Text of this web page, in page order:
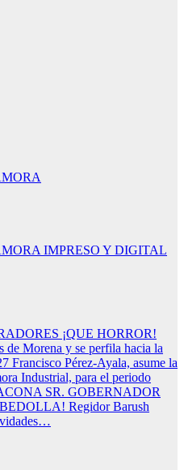
IMPRESO Y DIGITAL
¡QUE HORROR!
de Morena y se perfila hacia la
Francisco Pérez-Ayala, asume la
Industrial, para el periodo
SR. GOBERNADOR
Regidor Barush